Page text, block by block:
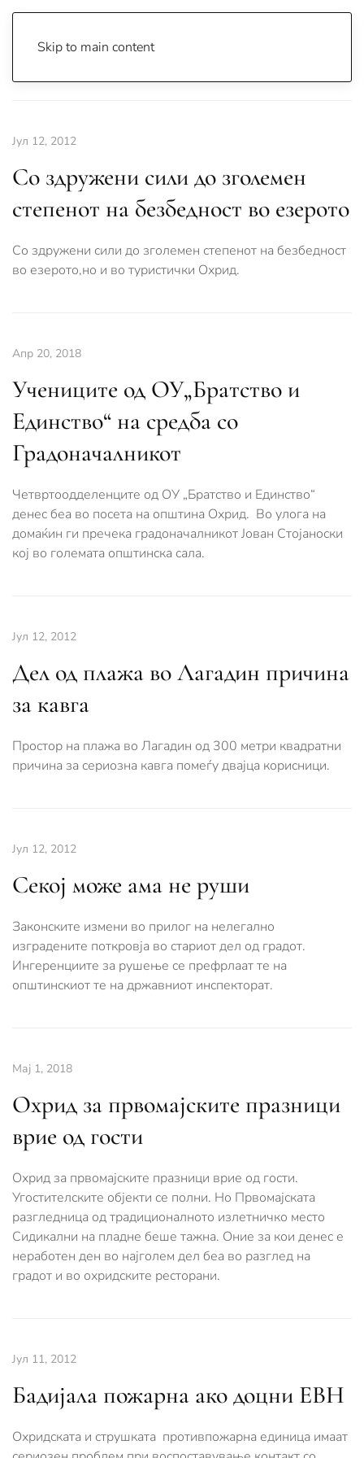
Skip to main content
Јул 12, 2012
Со здружени сили до зголемен
степенот на безбедност во езерото
Со здружени сили до зголемен степенот на безбедност
во езерото,но и во туристички Охрид.
Апр 20, 2018
Учениците од ОУ„Братство и
Единство“ на средба со
Градоначалникот
Четвртоодделенците од ОУ „Братство и Единство“
денес беа во посета на општина Охрид. Во улога на
домаќин ги пречека градоначалникот Јован Стојаноски
кој во големата општинска сала.
Јул 12, 2012
Дел од плажа во Лагадин причина
за кавга
Простор на плажа во Лагадин од 300 метри квадратни
причина за сериозна кавга помеѓу двајца корисници.
Јул 12, 2012
Секој може ама не руши
Законските измени во прилог на нелегално
изградените поткровја во стариот дел од градот.
Ингеренциите за рушење се префрлаат те на
општинскиот те на државниот инспекторат.
Мај 1, 2018
Охрид за првомајските празници
врие од гости
Охрид за првомајските празници врие од гости.
Угостителските објекти се полни. Но Првомајската
разгледница од традиционалното излетничко место
Сидикални на пладне беше тажна. Оние за кои денес е
неработен ден во најголем дел беа во разглед на
градот и во охридските ресторани.
Јул 11, 2012
Бадијала пожарна ако доцни ЕВН
Охридската и струшката противпожарна единица имаат